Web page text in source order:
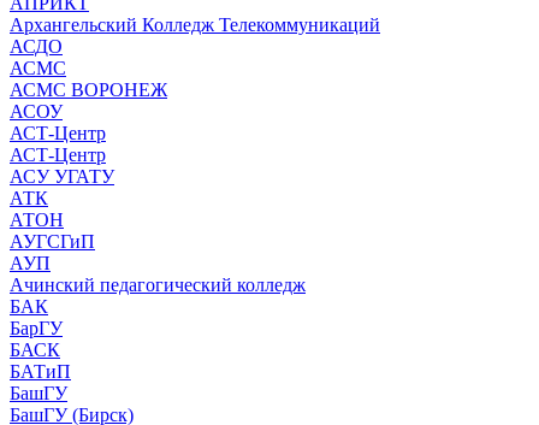
Архангельский Колледж Телекоммуникаций
АСДО
АСМС
АСМС ВОРОНЕЖ
АСОУ
АСТ-Центр
АСТ-Центр
АСУ УГАТУ
АТК
АТОН
АУГСГиП
АУП
Ачинский педагогический колледж
БАК
БарГУ
БАСК
БАТиП
БашГУ
БашГУ (Бирск)